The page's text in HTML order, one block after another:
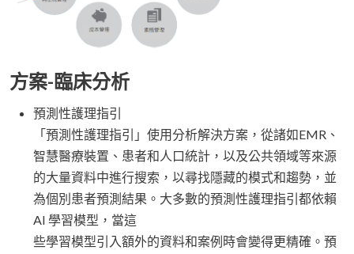
方案-臨床分析
預測性護理指引
「預測性護理指引」使用分析解決方案，從諸如EMR、
智慧醫療裝置、患者和人口統計，以及公共領域等來源
的大量資料中進行搜索，以尋找隱藏的模式和趨勢，並
為個別患者預測結果。大多數的預測性護理指引都依賴
AI 學習模型，當這
些學習模型引入額外的資料和案例時會變得更精確。預